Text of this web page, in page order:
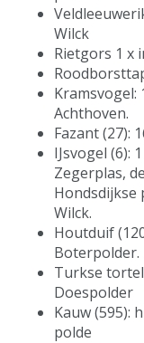
Wilck
Rietgors 1 x
Kramsvogel:
Achthoven.
Fazant (27):
IJsvogel (6):
Zegerplas,
Hondsdijkse
Wilck.
Houtduif
Boterpolder.
Turkse tortel
Doespolder
Kauw (595):
polde